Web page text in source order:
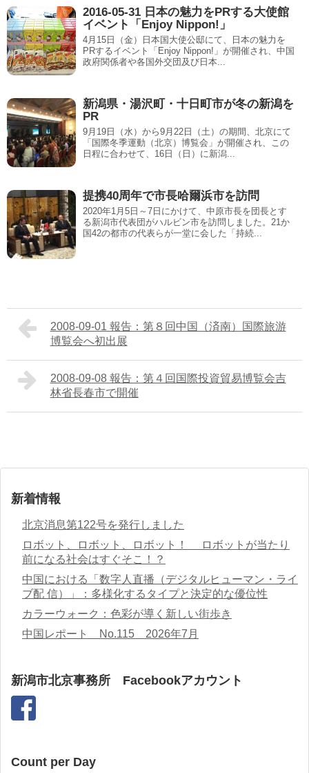
2016-05-31 日本の魅力をPRする大使館
イベント「Enjoy Nippon!」
4月15日（金）日本国大使公邸にて、日本の魅力を
PRするイベント「Enjoy Nippon!」が開催され、中国
政府関係者や各国外交団及び日本...
新潟県・湯沢町・十日町市が冬の新潟を
PR
9月19日（水）から9月22日（土）の期間、北京にて
「国際冬季運動（北京）博覧会」が開催され、この
日程に合わせて、16日（日）に新潟...
提携40周年で市長哈爾浜市を訪問
2020年1月5日～7日にかけて、中原市長を団長とす
る新潟市代表団がハルビン市を訪問しました。21か
国42の都市の代表らが一堂に会した「持続...
2008-09-01 報告：第８回中国（済南）国際旅游
博覧会へ初出展
2008-09-08 報告：第４回国際投資貿易博覧会吉
林省長春市で開催
新着情報
北京消息第122号を発行しました
ロボット、ロボット、ロボット！ ロボットが当たり
前になる社会はすぐそこ！？
中国における「数字人直播（デジタルヒューマン・ライ
ブ配 信）」：多様化するタイプと決定的な優位性
カラーウォーク：色彩が導く新しい街歩き
中国レポート No.115 2026年7月
新潟市北京事務所 Facebookアカウント
Count per Day